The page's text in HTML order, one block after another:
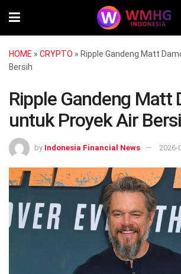
HOME » CRYPTO » Ripple Gandeng Matt
Bersih
Ripple Gandeng Matt
untuk Proyek Air
by Indonesia Financial News 2026-